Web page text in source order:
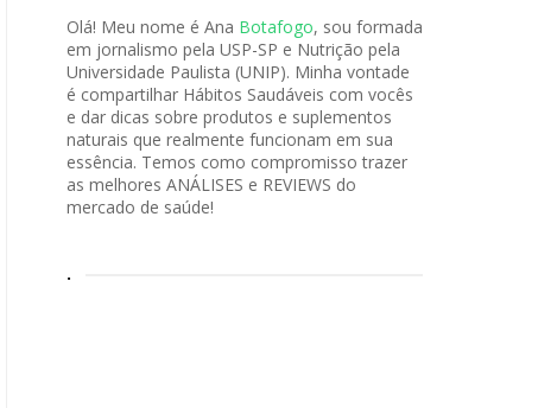
Olá! Meu nome é Ana Botafogo, sou formada
em jornalismo pela USP-SP e Nutrição pela
Universidade Paulista (UNIP). Minha vontade
é compartilhar Hábitos Saudáveis com vocês
e dar dicas sobre produtos e suplementos
naturais que realmente funcionam em sua
essência. Temos como compromisso trazer
as melhores ANÁLISES e REVIEWS do
mercado de saúde!
.